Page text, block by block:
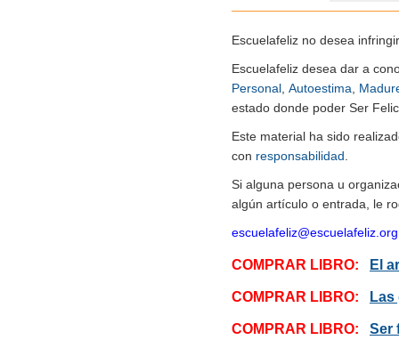
Escuelafeliz no desea
Escuelafeliz desea dar a
Personal Autoestima
estado donde poder Ser
Este material ha sido
con responsabilidad
Si alguna persona u
algún artículo o entrada, le
escuelafeliz@escuelafeliz.org
COMPRAR LIBRO: El
COMPRAR LIBRO: Las
COMPRAR LIBRO: Ser